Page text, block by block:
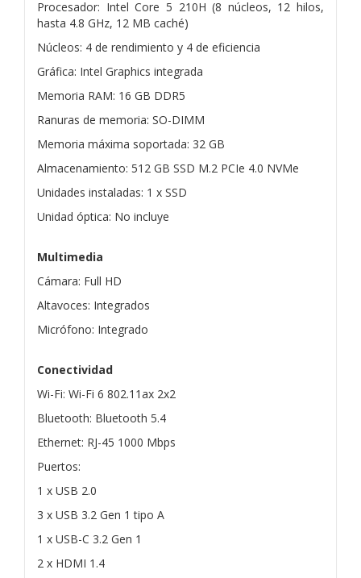
Procesador: Intel Core 5 210H (8 núcleos, 12 hilos,
hasta 4.8 GHz, 12 MB caché)
Núcleos: 4 de rendimiento y 4 de eficiencia
Gráfica: Intel Graphics integrada
Memoria RAM: 16 GB DDR5
Ranuras de memoria: SO-DIMM
Memoria máxima soportada: 32 GB
Almacenamiento: 512 GB SSD M.2 PCIe 4.0 NVMe
Unidades instaladas: 1 x SSD
Unidad óptica: No incluye
Multimedia
Cámara: Full HD
Altavoces: Integrados
Micrófono: Integrado
Conectividad
Wi-Fi: Wi-Fi 6 802.11ax 2x2
Bluetooth: Bluetooth 5.4
Ethernet: RJ-45 1000 Mbps
Puertos:
1 x USB 2.0
3 x USB 3.2 Gen 1 tipo A
1 x USB-C 3.2 Gen 1
2 x HDMI 1.4